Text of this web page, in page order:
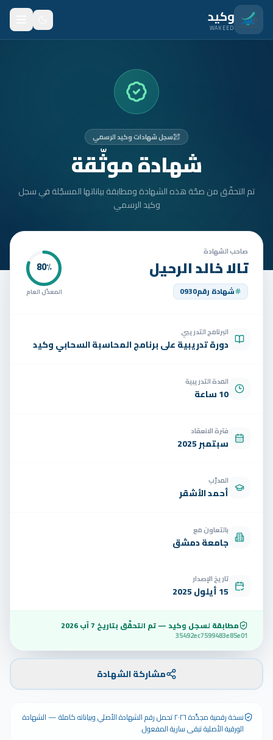
انتقل للمحتوى الرئيسي
وكيد
WAKEED
المتدربون
الأمان
تواصل
الوظائف
سجل شهادات وكيد الرسمي
شهادة موثّقة
تم التحقّق من صحّة هذه الشهادة ومطابقة بياناتها المسجّلة في سجل
وكيد الرسمي
صاحب الشهادة
تالا خالد الرحيل
شهادة رقم0930
80٪
المعدّل العام
البرنامج التدريبي
دورة تدريبية على برنامج المحاسبة السحابي وكيد
المدة التدريبية
10 ساعة
فترة الانعقاد
سبتمبر 2025
المدرّب
أحمد الأشقر
بالتعاون مع
جامعة دمشق
تاريخ الإصدار
15 أيلول 2025
مطابقة لسجل وكيد — تم التحقّق بتاريخ 7 آب 2026
35492ec7599483e85e01
مشاركة الشهادة
نسخة رقمية مجدَّدة ٢٠٢٦ تحمل رقم الشهادة الأصلي وبياناته كاملة — الشهادة
الورقية الأصلية تبقى سارية المفعول.